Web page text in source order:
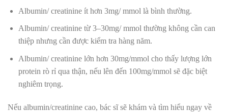
Albumin/ creatinine ít hơn 3mg/ mmol là bình thường.
Albumin/ creatinine từ 3–30mg/ mmol thường không cần can
thiệp nhưng cần được kiểm tra hàng năm.
Albumin/ creatinine lớn hơn 30mg/mmol cho thấy lượng lớn
protein rò rỉ qua thận, nếu lên đến 100mg/mmol sẽ đặc biệt
nghiêm trọng.
Nếu albumin/creatinine cao, bác sĩ sẽ khám và tìm hiểu ngay về